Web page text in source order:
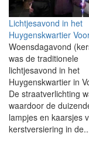
Lichtjesavond in het
Huygenskwartier
Woensdagavond
was de traditionele
lichtjesavond in het
Huygenskwartier in
De straatverlichting
waardoor de
lampjes en kaarsjes
kerstversiering in